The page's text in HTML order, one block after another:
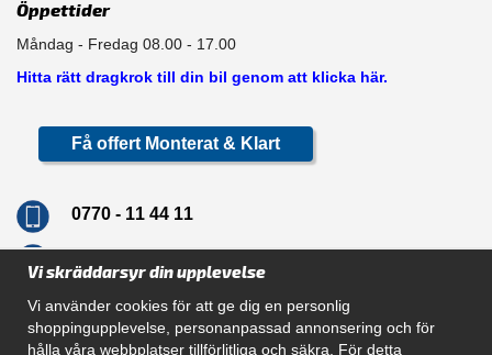
Öppettider
Måndag - Fredag 08.00 - 17.00
Hitta rätt dragkrok till din bil genom att klicka här.
Få offert Monterat & Klart
0770 - 11 44 11
Vi skräddarsyr din upplevelse
Vi använder cookies för att ge dig en personlig
shoppingupplevelse, personanpassad annonsering och för
hålla våra webbplatser tillförlitliga och säkra. För detta